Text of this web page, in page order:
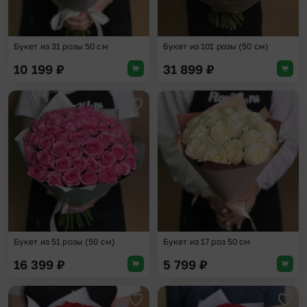
Букет из 31 розы 50 см
10 199 ₽
Букет из 101 розы (50 см)
31 899 ₽
Добавить в избранное
Букет из 51 розы (50 см)
16 399 ₽
Букет из 17 роз 50 см
5 799 ₽